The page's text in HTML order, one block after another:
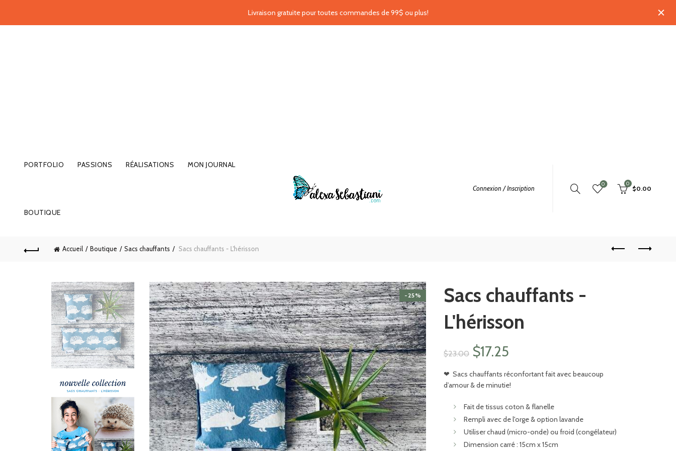
PORTFOLIO PASSIONS RÉALISATIONS MON JOURNAL
BOUTIQUE
Connexion / Inscription
0 0
$0.00
Accueil Boutique Sacs chauffants Sacs chauffants - L'hérisson
-25%
Sacs chauffants -
L'hérisson
$23.00 Le
prix
était :
$23.00.
$17.25
prix
est :
$17.25.
❤ Sacs chauffants réconfortant fait avec beaucoup
d’amour & de minutie!
Fait de tissus coton & flanelle
Rempli avec de l'orge & option lavande
Utiliser chaud (micro-onde) ou froid (congélateur)
Dimension carré : 15cm x 15cm
Livraison gratuite pour toutes commandes de 99$ ou plus!